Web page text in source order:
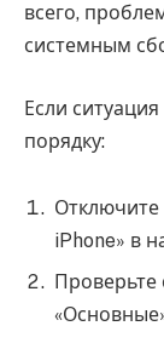
всего,
системным
Если
порядку:
Отключите
iPhone» в